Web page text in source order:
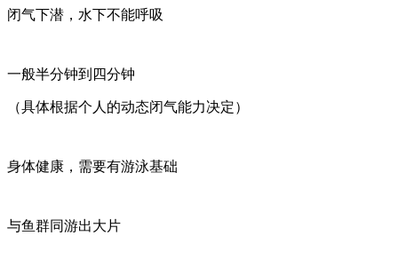
闭气下潜，水下不能呼吸
一般半分钟到四分钟
（具体根据个人的动态闭气能力决定）
身体健康，需要有游泳基础
与鱼群同游出大片